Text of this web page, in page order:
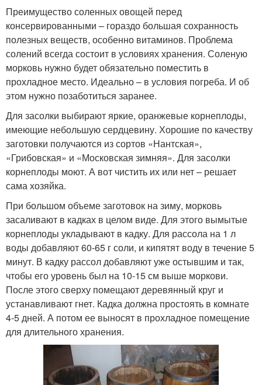
Преимущество соленных овощей перед
консервированными – гораздо большая сохранность
полезных веществ, особенно витаминов. Проблема
солений всегда состоит в условиях хранения. Соленую
морковь нужно будет обязательно поместить в
прохладное место. Идеально – в условия погреба. И об
этом нужно позаботиться заранее.
Для засолки выбирают яркие, оранжевые корнеплоды,
имеющие небольшую сердцевину. Хорошие по качеству
заготовки получаются из сортов «Нантская»,
«Грибовская» и «Московская зимняя». Для засолки
корнеплоды моют. А вот чистить их или нет – решает
сама хозяйка.
При большом объеме заготовок на зиму, морковь
засаливают в кадках в целом виде. Для этого вымытые
корнеплоды укладывают в кадку. Для рассола на 1 л
воды добавляют 60-65 г соли, и кипятят воду в течение 5
минут. В кадку рассол добавляют уже остывшим и так,
чтобы его уровень был на 10-15 см выше моркови.
После этого сверху помещают деревянный круг и
устанавливают гнет. Кадка должна простоять в комнате
4-5 дней. А потом ее выносят в прохладное помещение
для длительного хранения.